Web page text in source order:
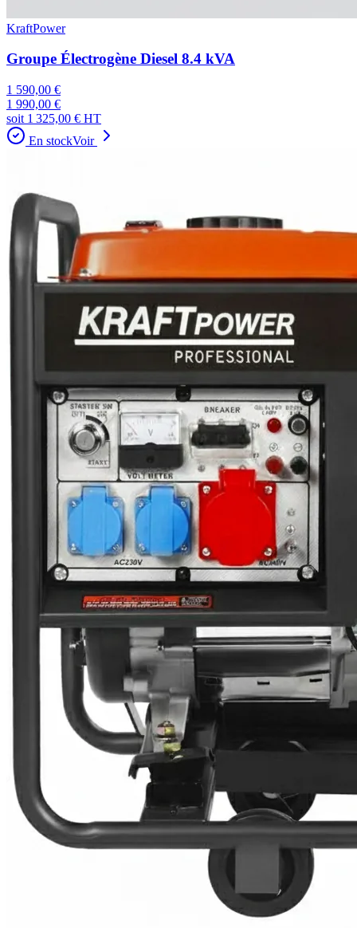
KraftPower
Groupe Électrogène Diesel 8.4 kVA
1 590,00 €
1 990,00 €
soit 1 325,00 € HT
En stockVoir